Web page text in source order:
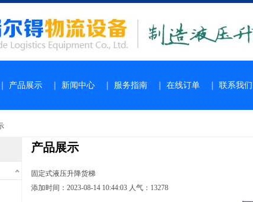
产品展示｜新闻中心｜服务指南｜在线订单｜联系我们
产品展示
固定式液压升降货梯
添加时间：2023-08-14 10:44:03 人气：13278